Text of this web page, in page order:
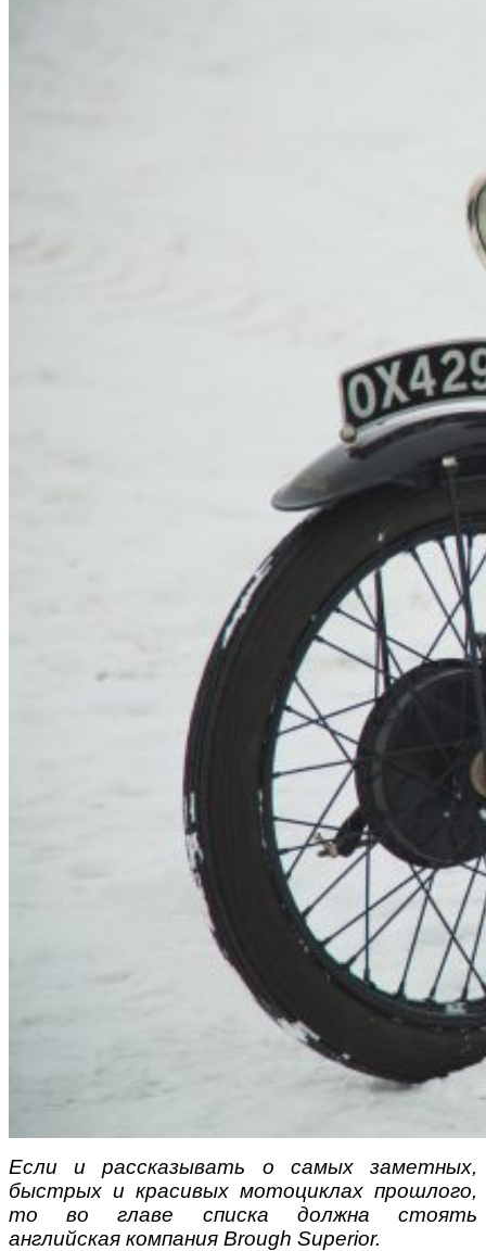
Если и рассказывать о самых заметных,
быстрых и красивых мотоциклах прошлого,
то во главе списка должна стоять
английская компания Brough Superior.